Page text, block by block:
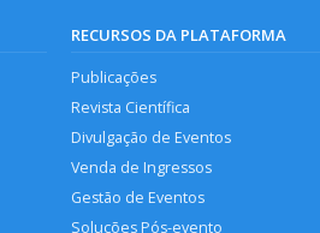
RECURSOS DA PLATAFORMA
Publicações
Revista Científica
Divulgação de Eventos
Venda de Ingressos
Gestão de Eventos
Soluções Pós-evento